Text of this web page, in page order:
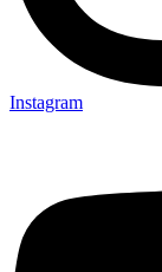
Instagram